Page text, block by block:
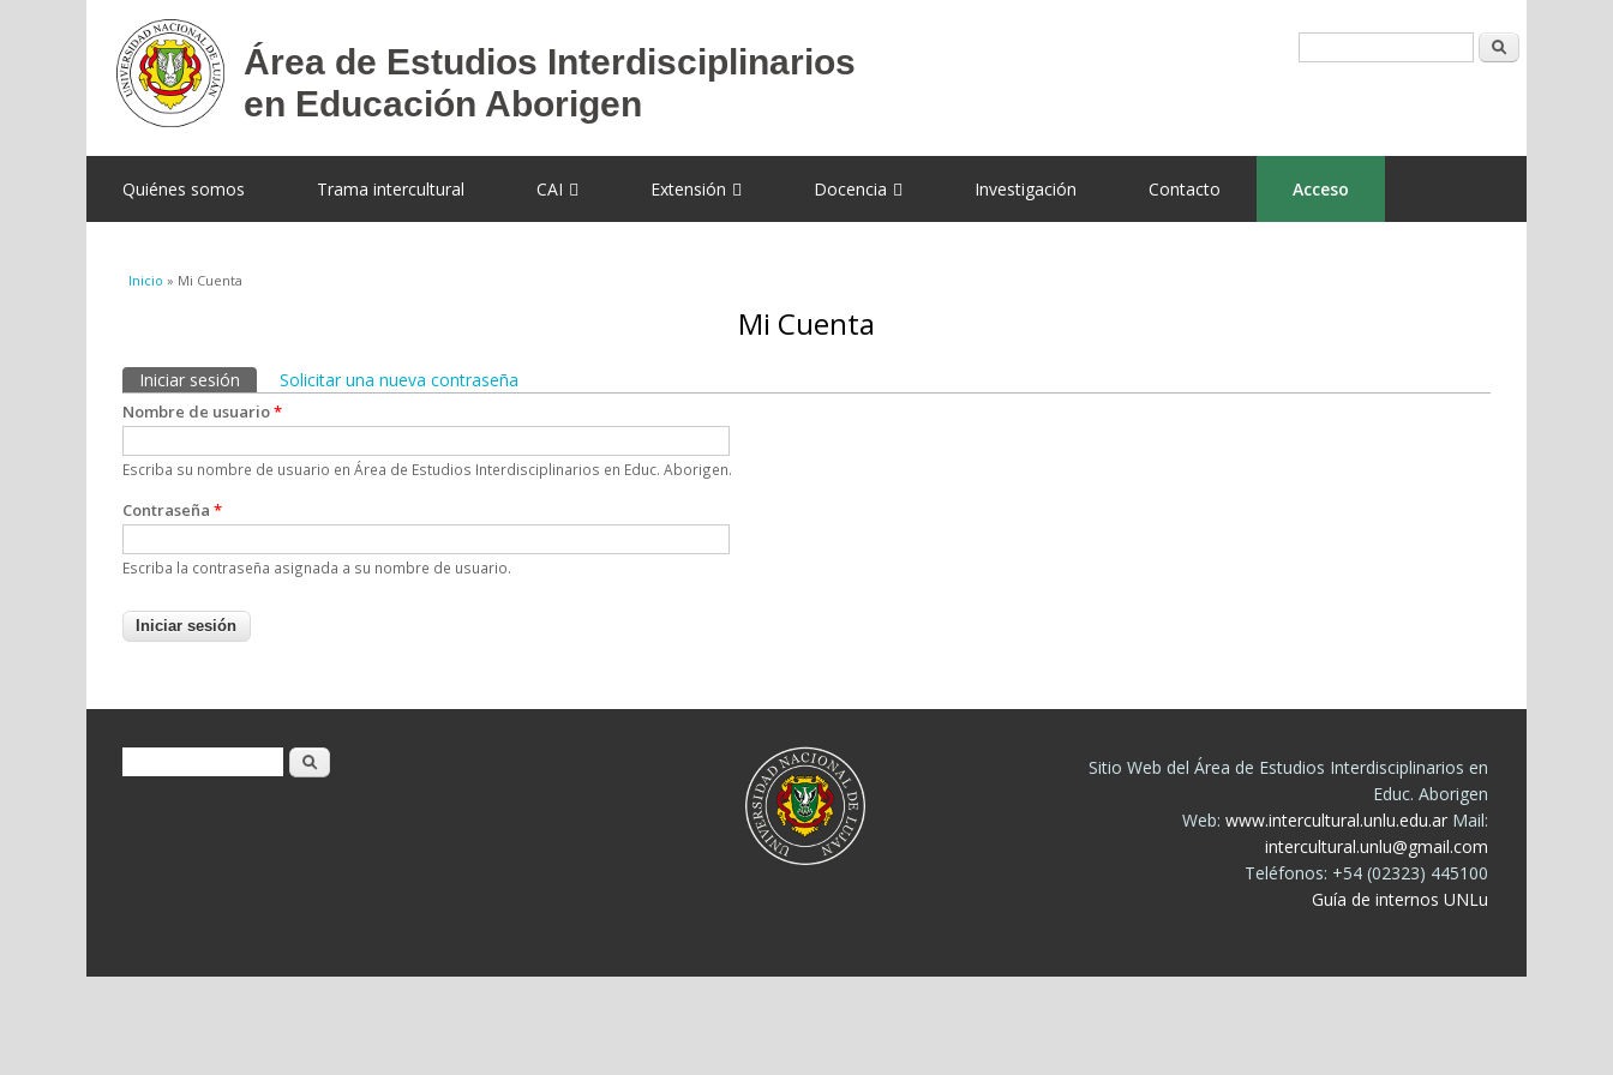
Quiénes somos Trama intercultural CAI Extensión Docencia Investigación Contacto Acceso
Se encuentra usted aquí
Inicio » Mi Cuenta
Mi Cuenta
Solapas principales
Iniciar sesión (solapa activa)
Solicitar una nueva contraseña
Nombre de usuario*
Escriba su nombre de usuario en Área de Estudios Interdisciplinarios en Educ. Aborigen.
Contraseña *
Escriba la contraseña asignada a su nombre de usuario.
Formulario de búsqueda
Buscar
Sitio Web del Área de Estudios Interdisciplinarios en
Educ. Aborigen
Web: www.intercultural.unlu.edu.arMail:
intercultural.unlu@gmail.com
Teléfonos: +54 (02323) 445100
Guía de internos UNLu